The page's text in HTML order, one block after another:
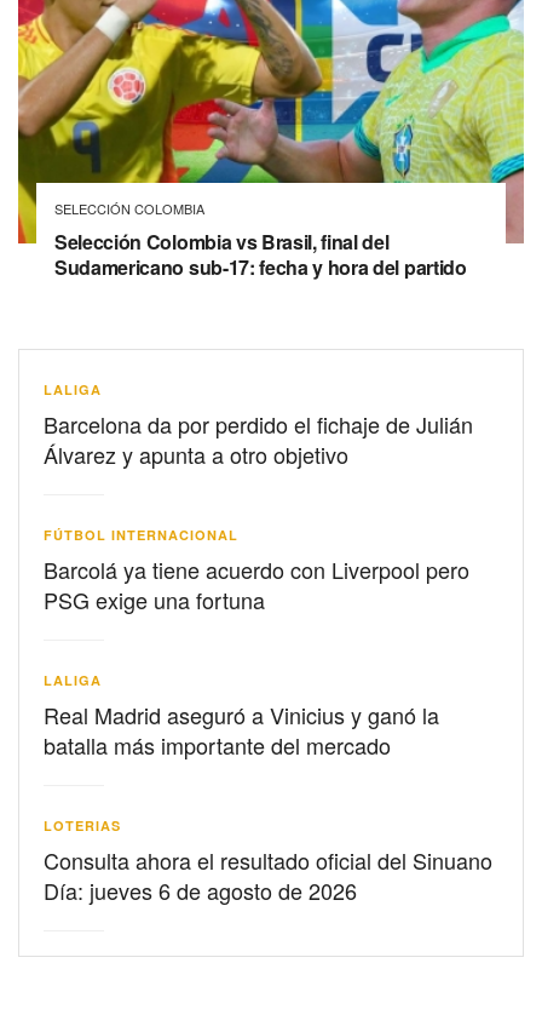
SELECCIÓN COLOMBIA
Selección Colombia vs Brasil, final del
Sudamericano sub-17: fecha y hora del partido
LALIGA
Barcelona da por perdido el fichaje de Julián
Álvarez y apunta a otro objetivo
FÚTBOL INTERNACIONAL
Barcolá ya tiene acuerdo con Liverpool pero
PSG exige una fortuna
LALIGA
Real Madrid aseguró a Vinicius y ganó la
batalla más importante del mercado
LOTERIAS
Consulta ahora el resultado oficial del Sinuano
Día: jueves 6 de agosto de 2026